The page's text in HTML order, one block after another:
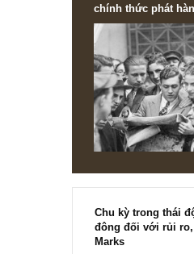
[Ấn phẩm kỳ
chính thức